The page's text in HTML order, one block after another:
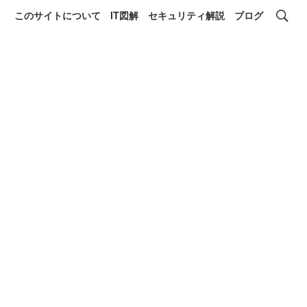
このサイトについて IT図解 セキュリティ解説 ブログ